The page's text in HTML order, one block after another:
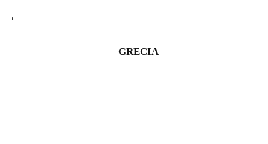
GRECIA